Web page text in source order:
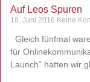
Auf Leos Spuren
18. Juni 2016 Keine
Gleich fünfmal
für
Launch“ hatten wir